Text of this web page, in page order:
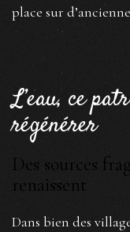
place sur
L’eau, ce
régénérer
Des sources
renaissent
Dans bien des